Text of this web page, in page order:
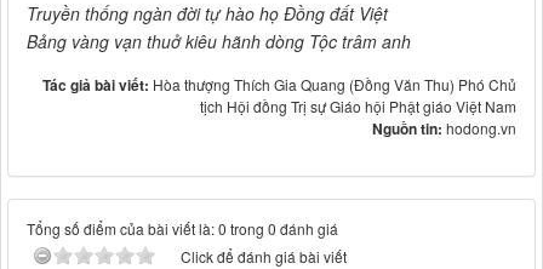
Truyền thống ngàn đời tự hào họ Đồng đất Việt
Bảng vàng vạn thuở kiêu hãnh dòng Tộc trâm anh
Tác giả bài viết: Hòa thượng Thích Gia Quang (Đồng Văn Thu) Phó Chủ
tịch Hội đồng Trị sự Giáo hội Phật giáo Việt Nam
Nguồn tin: hodong.vn
Tổng số điểm của bài viết là: 0 trong 0 đánh giá
Click để đánh giá bài viết